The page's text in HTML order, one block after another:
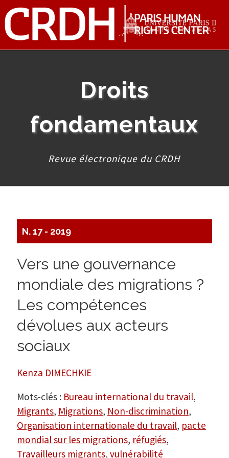
Droits
fondamentaux
Revue électronique du CRDH
N. 17 - 2019
Vers une gouvernance
mondiale des migrations ?
Les compétences
dévolues aux acteurs
sociaux
Kenza DIMECHKIE
Mots-clés : Bureau international du travail,
Migrants, Migrations, Non-discrimination,
Organisation internationale du travail, pacte
mondial sur les migrations, réfugiés,
Travailleurs migrants, vulnérabilité